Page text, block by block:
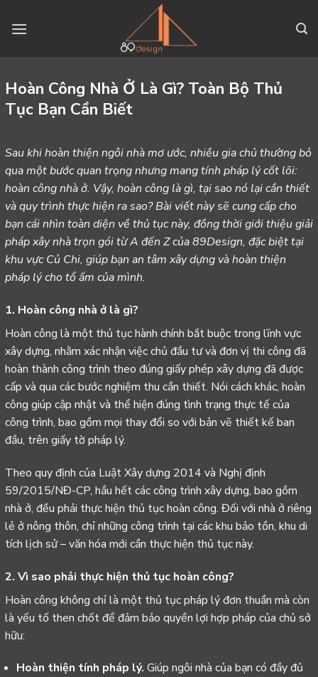
Hoàn Công Nhà Ở Là Gì? Toàn Bộ Thủ
Tục Bạn Cần Biết
Sau khi hoàn thiện ngôi nhà mơ ước, nhiều gia chủ thường bỏ
qua một bước quan trọng nhưng mang tính pháp lý cốt lõi:
hoàn công nhà ở. Vậy, hoàn công là gì, tại sao nó lại cần thiết
và quy trình thực hiện ra sao? Bài viết này sẽ cung cấp cho
bạn cái nhìn toàn diện về thủ tục này, đồng thời giới thiệu giải
pháp xây nhà trọn gói từ A đến Z của 89Design, đặc biệt tại
khu vực Củ Chi, giúp bạn an tâm xây dựng và hoàn thiện
pháp lý cho tổ ấm của mình.
1. Hoàn công nhà ở là gì?
Hoàn công là một thủ tục hành chính bắt buộc trong lĩnh vực
xây dựng, nhằm xác nhận việc chủ đầu tư và đơn vị thi công đã
hoàn thành công trình theo đúng giấy phép xây dựng đã được
cấp và qua các bước nghiệm thu cần thiết. Nói cách khác, hoàn
công giúp cập nhật và thể hiện đúng tình trạng thực tế của
công trình, bao gồm mọi thay đổi so với bản vẽ thiết kế ban
đầu, trên giấy tờ pháp lý.
Theo quy định của Luật Xây dựng 2014 và Nghị định
59/2015/NĐ-CP, hầu hết các công trình xây dựng, bao gồm
nhà ở, đều phải thực hiện thủ tục hoàn công. Đối với nhà ở riêng
lẻ ở nông thôn, chỉ những công trình tại các khu bảo tồn, khu di
tích lịch sử – văn hóa mới cần thực hiện thủ tục này.
2. Vì sao phải thực hiện thủ tục hoàn công?
Hoàn công không chỉ là một thủ tục pháp lý đơn thuần mà còn
là yếu tố then chốt để đảm bảo quyền lợi hợp pháp của chủ sở
hữu:
Hoàn thiện tính pháp lý. Giúp ngôi nhà của bạn có đầy đủ